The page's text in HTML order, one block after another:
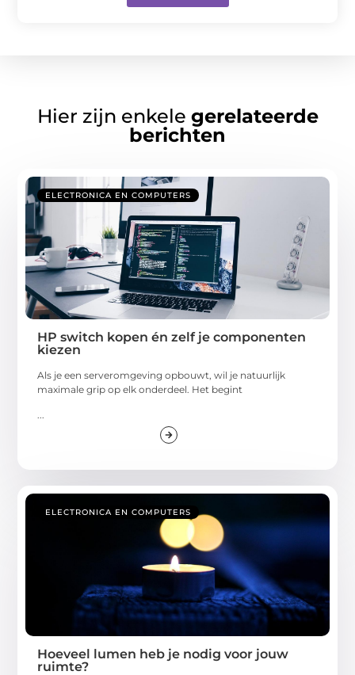
Hier zijn enkele gerelateerde
berichten
ELECTRONICA EN COMPUTERS
HP switch kopen én zelf je componenten
kiezen
Als je een serveromgeving opbouwt, wil je natuurlijk
maximale grip op elk onderdeel. Het begint
ELECTRONICA EN COMPUTERS
Hoeveel lumen heb je nodig voor jouw
ruimte?